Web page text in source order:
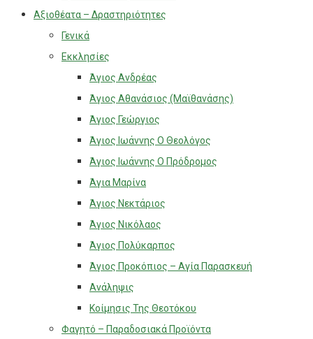
Αξιοθέατα – Δραστηριότητες
Γενικά
Εκκλησίες
Άγιος Ανδρέας
Άγιος Αθανάσιος (Μαϊθανάσης)
Άγιος Γεώργιος
Άγιος Ιωάννης Ο Θεολόγος
Άγιος Ιωάννης Ο Πρόδρομος
Άγια Μαρίνα
Άγιος Νεκτάριος
Άγιος Νικόλαος
Άγιος Πολύκαρπος
Άγιος Προκόπιος – Αγία Παρασκευή
Ανάληψις
Κοίμησις Της Θεοτόκου
Φαγητό – Παραδοσιακά Προϊόντα